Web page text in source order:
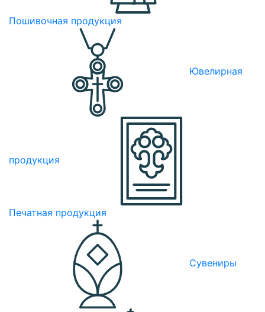
Пошивочная продукция
Ювелирная
продукция
Печатная продукция
Сувениры